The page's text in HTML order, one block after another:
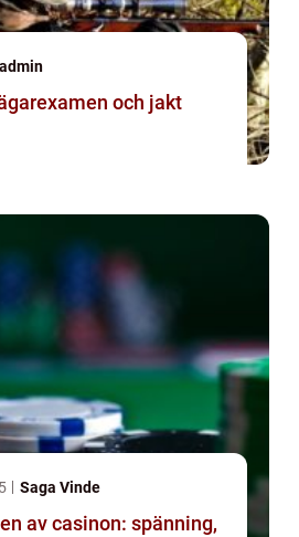
admin
och jakt
Saga Vinde
av casinon: spänning,